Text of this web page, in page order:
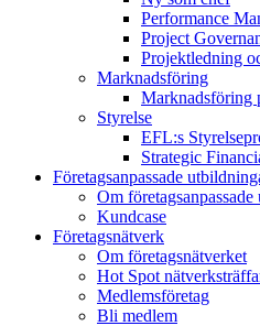
Performance
Project
Projektledning
Marknadsföring
Marknadsföring
Styrelse
EFL:s
Strategic
Företagsanpassade
Om
Kundcase
Företagsnätverk
Om företagsnätverket
Hot Spot
Medlemsföretag
Bli medlem